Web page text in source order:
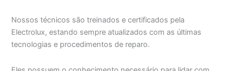
Nossos técnicos são treinados e certificados pela
Electrolux, estando sempre atualizados com as últimas
tecnologias e procedimentos de reparo.